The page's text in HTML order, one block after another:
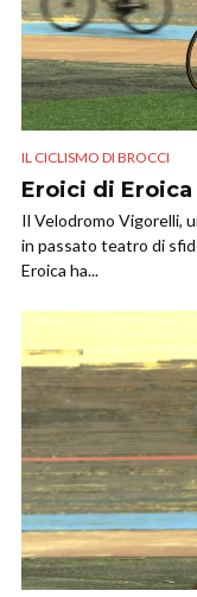
IL CICLISMO DI BROCCI
Eroici di
Il Velodromo Vigorelli,
in passato teatro di
Eroica ha...